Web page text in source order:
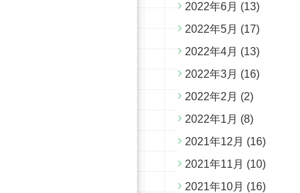
2022年6月 (13)
2022年5月 (17)
2022年4月 (13)
2022年3月 (16)
2022年2月 (2)
2022年1月 (8)
2021年12月 (16)
2021年11月 (10)
2021年10月 (16)